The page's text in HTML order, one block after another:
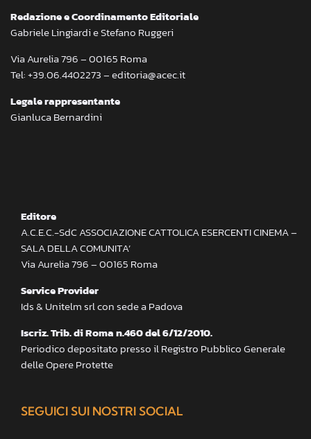
Redazione e Coordinamento Editoriale
Gabriele Lingiardi e Stefano Ruggeri
Via Aurelia 796 – 00165 Roma
Tel: +39.06.4402273 – editoria@acec.it
Legale rappresentante
Gianluca Bernardini
Editore
A.C.E.C.-SdC ASSOCIAZIONE CATTOLICA ESERCENTI CINEMA –
SALA DELLA COMUNITA’
Via Aurelia 796 – 00165 Roma
Service Provider
Ids & Unitelm srl con sede a Padova
Iscriz. Trib. di Roma n.460 del 6/12/2010.
Periodico depositato presso il Registro Pubblico Generale
delle Opere Protette
SEGUICI SUI NOSTRI SOCIAL